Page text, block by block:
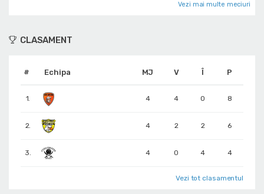
Vezi mai multe meciuri
CLASAMENT
# Echipa MJ V Î P
1. 4 4 0 8
2. 4 2 2 6
3. 4 0 4 4
Vezi tot clasamentul